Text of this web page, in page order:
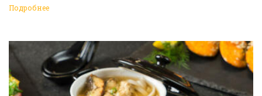
ее в лучших традициях. Доставка еды в Алматы -
Подробнее